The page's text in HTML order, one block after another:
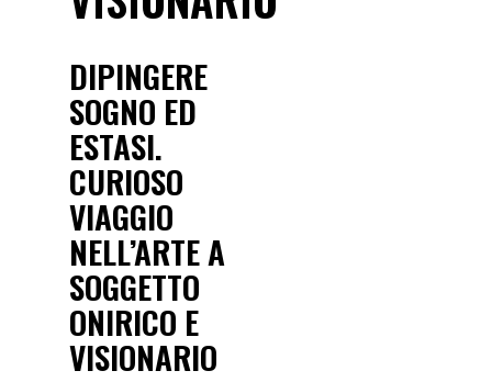
DIPINGERE
SOGNO ED
ESTASI.
CURIOSO
VIAGGIO
NELL’ARTE A
SOGGETTO
ONIRICO E
VISIONARIO